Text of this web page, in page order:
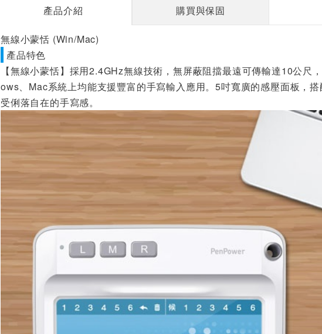
產品介紹 購買與保固
無線小蒙恬 (Win/Mac)
產品特色
【無線小蒙恬】採用2.4GHz無線技術，無屏蔽阻擋最遠可傳輸達10公尺
ows、Mac系統上均能支援豐富的手寫輸入應用。5吋寬廣的感壓面板，
受俐落自在的手寫感。